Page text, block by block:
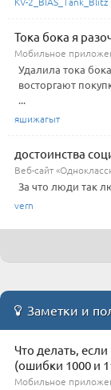
Тока бока я
Мобильное
Удалила тока
восторгают
...
яшижагыт
достоинства
Веб-сайт
За что люди так
vern
Заметки и
Что делать,
(ошибки 1000 и
Мобильное